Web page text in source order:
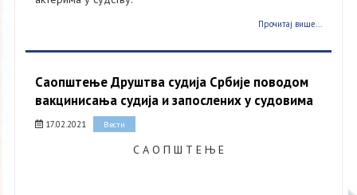
Прочитај више...
Саопштење Друштва судија Србије поводом
вакцинисања судија и запослених у судовима
17.02.2021 Вести
С А О П Ш Т Е Њ Е